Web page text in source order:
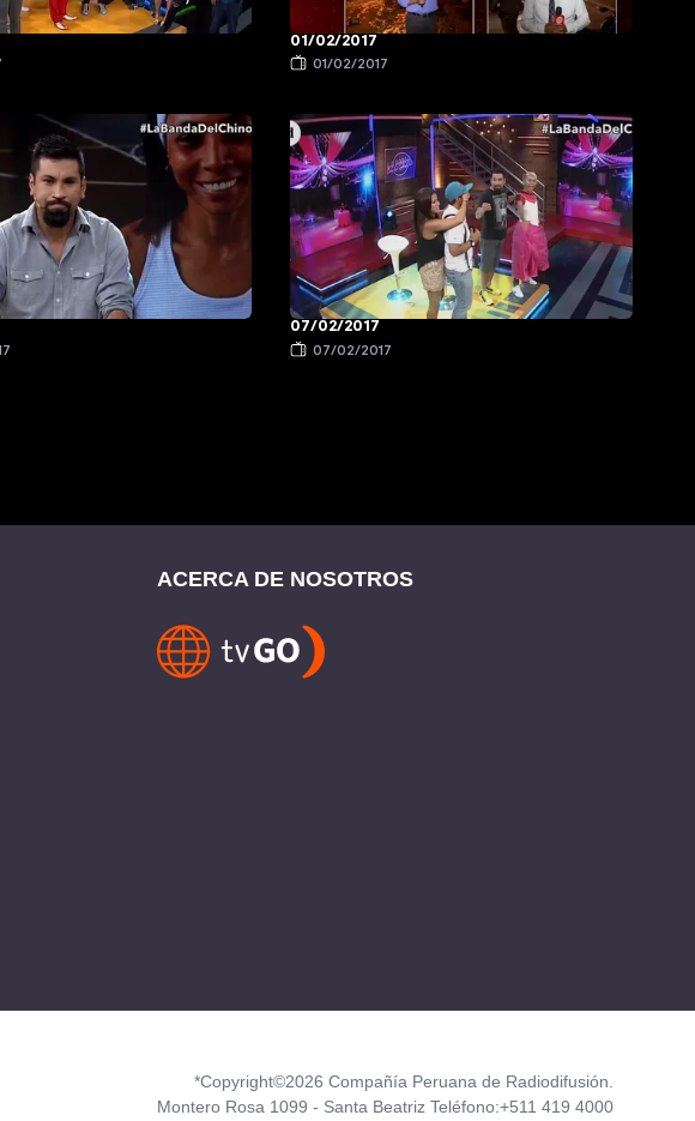
01/02/2017
01/02/2017
07/02/2017
07/02/2017
ACERCA DE NOSOTROS
*Copyright©2026 Compañía Peruana de Radiodifusión.
Montero Rosa 1099 - Santa Beatriz Teléfono:+511 419 4000